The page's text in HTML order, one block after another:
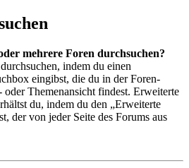
mehrere Foren durchsuchen?
indem du einen
eingibst, die du in der Foren-
oder Themenansicht findest. Erweiterte
du, indem du den „Erweiterte
der von jeder Seite des Forums aus